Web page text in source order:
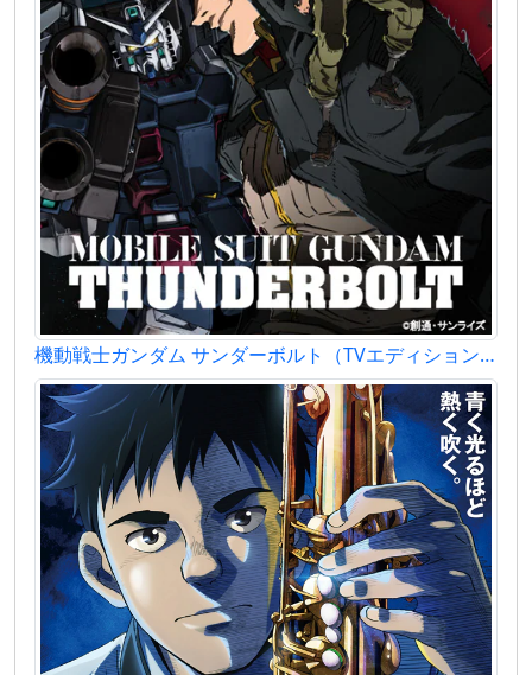
機動戦士ガンダム サンダーボルト（TVエディション）